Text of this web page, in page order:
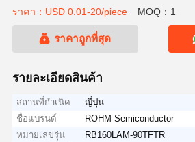
ราคา：USD 0.01-20/piece MOQ：1
ราคาถูกที่สุด
รายละเอียดสินค้า
สถานที่กำเนิด
ญี่ปุ่น
ชื่อแบรนด์
ROHM Semiconductor
หมายเลขรุ่น
RB160LAM-90TFTR